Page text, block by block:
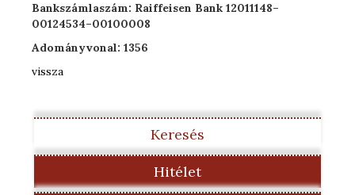
Bankszámlaszám: Raiffeisen Bank 12011148–
00124534–00100008
Adományvonal: 1356
vissza
Keresés
Hitélet